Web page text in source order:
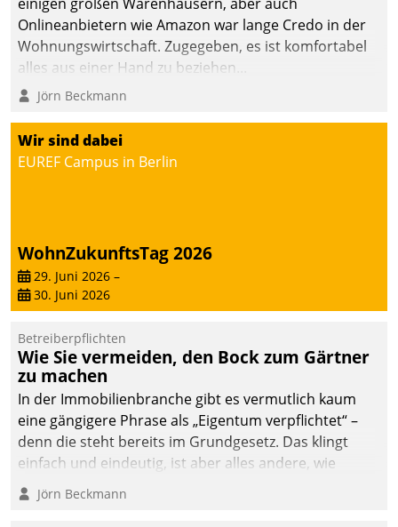
abgeben – rund um die
Uhr.
Onlineanbietern wie Amazon war lange Credo in der
Wohnungswirtschaft. Zugegeben, es ist komfortabel
alles aus einer Hand zu beziehen...
Jörn Beckmann
Wir sind dabei
EUREF Campus in Berlin
WohnZukunftsTag 2026
29. Juni 2026 –
30. Juni 2026
Betreiberpflichten
Wie Sie vermeiden, den Bock zum Gärtner
zu machen
In der Immobilienbranche gibt es vermutlich kaum
eine gängigere Phrase als „Eigentum verpflichtet“ –
denn die steht bereits im Grundgesetz. Das klingt
einfach und eindeutig, ist aber alles andere, wie
Branchenbeschäftigte wissen. Denn mit der
Verantwortung folgen Verpflichtungen.
Jörn Beckmann